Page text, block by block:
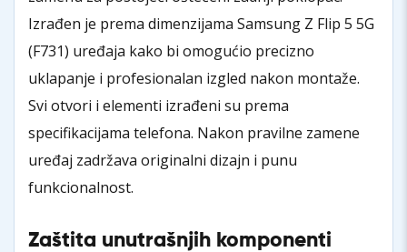
Izrađen je prema dimenzijama Samsung Z Flip 5 5G
(F731) uređaja kako bi omogućio precizno
uklapanje i profesionalan izgled nakon montaže.
Svi otvori i elementi izrađeni su prema
specifikacijama telefona. Nakon pravilne zamene
uređaj zadržava originalni dizajn i punu
funkcionalnost.
Zaštita unutrašnjih komponenti